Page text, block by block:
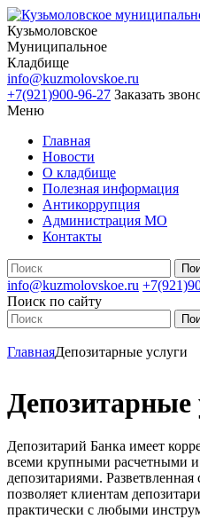
Кузьмоловское
Муниципальное
Кладбище
info@kuzmolovskoe.ru
+7(921)900-96-27 Заказать
Меню
Главная
Новости
О кладбище
Полезная информация
Антикоррупция
Администрация МО
Контакты
info@kuzmolovskoe.ru
Поиск по сайту
ГлавнаяДепозитарные услуги
Депозитарные
Депозитарий Банка имеет
всеми крупными расчетными
депозитариями. Разветвленная
позволяет клиентам
практически с любыми